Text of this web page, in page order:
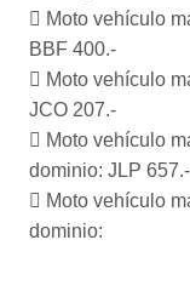
 Moto vehículo
BBF 400.-
 Moto vehículo
JCO 207.-
 Moto vehículo
dominio: JLP 657.-
 Moto vehículo
dominio: